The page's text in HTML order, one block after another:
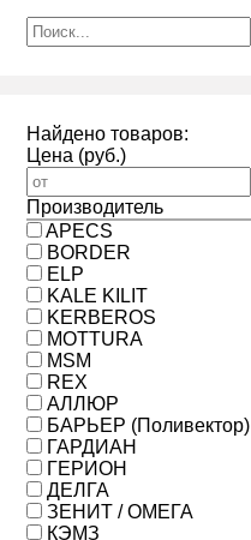
Найдено товаров:
Цена (руб.)
Производитель
APECS
BORDER
ELP
KALE KILIT
KERBEROS
MOTTURA
MSM
REX
АЛЛЮР
БАРЬЕР (Поливектор)
ГАРДИАН
ГЕРИОН
ДЕЛГА
ЗЕНИТ / ОМЕГА
КЭМЗ